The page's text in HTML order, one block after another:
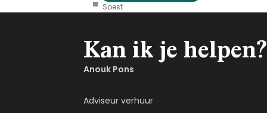
Soest
Kan ik je helpen?
Anouk Pons
Adviseur verhuur